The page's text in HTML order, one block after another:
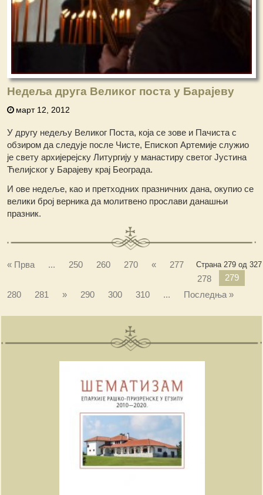
Недеља друга Великог поста у Барајеву
март 12, 2012
У другу недељу Великог Поста, која се зове и Пачиста с
обзиром да следује после Чисте, Епископ Артемије служио
је свету архијерејску Литургију у манастиру светог Јустина
Ћелијског у Барајеву крај Београда.
И ове недеље, као и претходних празничних дана, окупио се
велики број верника да молитвено прослави данашњи
празник.
Страна 279 од 327
« Прва ... 250 260 270 «
277
278
279
280
281 » 290 300 310 ... Последња »